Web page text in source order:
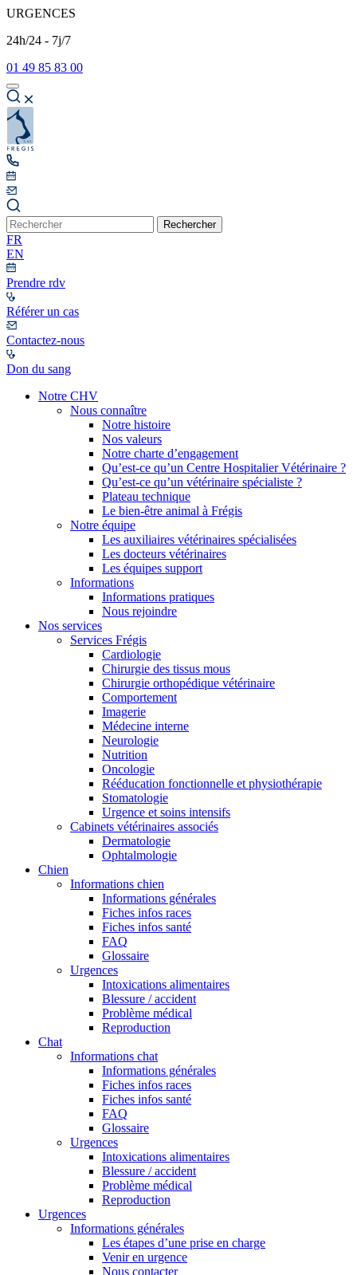
URGENCES
24h/24 - 7j/7
01 49 85 83 00
Rechercher
FR
EN
Prendre rdv
Référer un cas
Contactez-nous
Don du sang
Notre CHV
Nous connaître
Notre histoire
Nos valeurs
Notre charte d’engagement
Qu’est-ce qu’un Centre Hospitalier Vétérinaire ?
Qu’est-ce qu’un vétérinaire spécialiste ?
Plateau technique
Le bien-être animal à Frégis
Notre équipe
Les auxiliaires vétérinaires spécialisées
Les docteurs vétérinaires
Les équipes support
Informations
Informations pratiques
Nous rejoindre
Nos services
Services Frégis
Cardiologie
Chirurgie des tissus mous
Chirurgie orthopédique vétérinaire
Comportement
Imagerie
Médecine interne
Neurologie
Nutrition
Oncologie
Rééducation fonctionnelle et physiothérapie
Stomatologie
Urgence et soins intensifs
Cabinets vétérinaires associés
Dermatologie
Ophtalmologie
Chien
Informations chien
Informations générales
Fiches infos races
Fiches infos santé
FAQ
Glossaire
Urgences
Intoxications alimentaires
Blessure / accident
Problème médical
Reproduction
Chat
Informations chat
Informations générales
Fiches infos races
Fiches infos santé
FAQ
Glossaire
Urgences
Intoxications alimentaires
Blessure / accident
Problème médical
Reproduction
Urgences
Informations générales
Les étapes d’une prise en charge
Venir en urgence
Nous contacter